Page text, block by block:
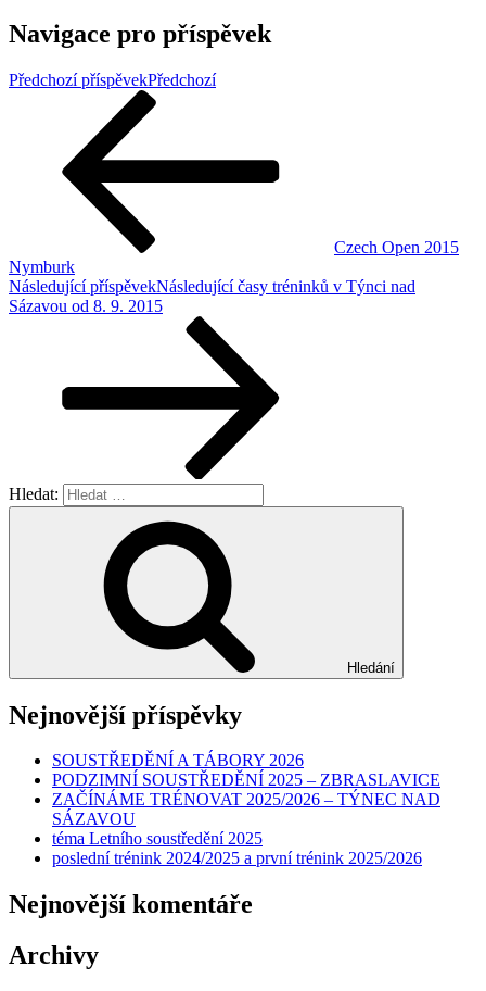
Navigace pro příspěvek
Předchozí příspěvekPředchozí
Czech Open 2015
Nymburk
Následující příspěvekNásledující časy tréninků v Týnci nad
Sázavou od 8. 9. 2015
Hledat:
Hledání
Nejnovější příspěvky
SOUSTŘEDĚNÍ A TÁBORY 2026
PODZIMNÍ SOUSTŘEDĚNÍ 2025 – ZBRASLAVICE
ZAČÍNÁME TRÉNOVAT 2025/2026 – TÝNEC NAD
SÁZAVOU
téma Letního soustředění 2025
poslední trénink 2024/2025 a první trénink 2025/2026
Nejnovější komentáře
Archivy